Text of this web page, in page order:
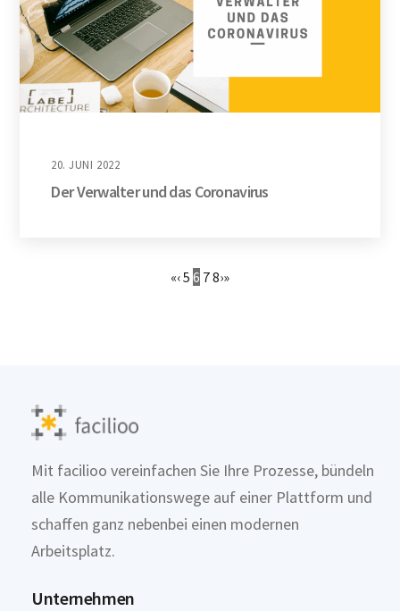
20. JUNI 2022
Der Verwalter und das Coronavirus
«‹5 6 78›»
Mit facilioo vereinfachen Sie Ihre Prozesse, bündeln
alle Kommunikationswege auf einer Plattform und
schaffen ganz nebenbei einen modernen
Arbeitsplatz.
Unternehmen